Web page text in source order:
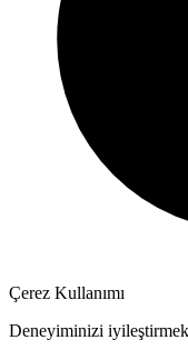
Çerez Kullanımı
Deneyiminizi